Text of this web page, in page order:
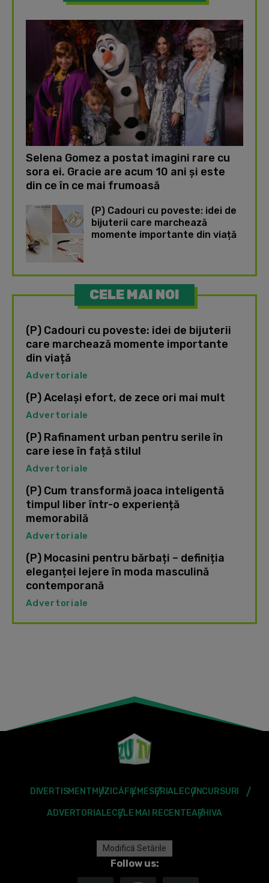
Selena Gomez a postat imagini rare cu
sora ei. Gracie are acum 10 ani și este
din ce în ce mai frumoasă
(P) Cadouri cu poveste: idei de
bijuterii care marchează
momente importante din viață
CELE MAI NOI
(P) Cadouri cu poveste: idei de bijuterii
care marchează momente importante
din viață
Advertoriale
(P) Același efort, de zece ori mai mult
Advertoriale
(P) Rafinament urban pentru serile în
care iese în față stilul
Advertoriale
(P) Cum transformă joaca inteligentă
timpul liber într-o experiență
memorabilă
Advertoriale
(P) Mocasini pentru bărbați – definiția
eleganței lejere în moda masculină
contemporană
Advertoriale
DIVERTISMENT MUZICĂFILMESERIALECONCURSURI
ADVERTORIALECELE MAI RECENTEARHIVA
Modifică Setările
Follow us: